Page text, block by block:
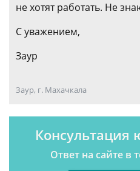
не хотят работать. Не
С уважением,
Заур
Заур, г. Махачкала
Консультация
Ответ на сайте в